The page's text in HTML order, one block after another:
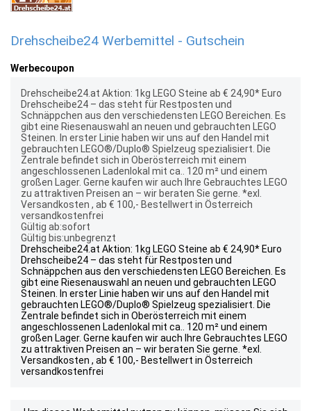
Drehscheibe24 Werbemittel - Gutschein
Werbecoupon
Drehscheibe24.at Aktion: 1kg LEGO Steine ab € 24,90* Euro
Drehscheibe24 – das steht für Restposten und
Schnäppchen aus den verschiedensten LEGO Bereichen. Es
gibt eine Riesenauswahl an neuen und gebrauchten LEGO
Steinen. In erster Linie haben wir uns auf den Handel mit
gebrauchten LEGO®/Duplo® Spielzeug spezialisiert. Die
Zentrale befindet sich in Oberösterreich mit einem
angeschlossenen Ladenlokal mit ca.. 120 m² und einem
großen Lager. Gerne kaufen wir auch Ihre Gebrauchtes LEGO
zu attraktiven Preisen an – wir beraten Sie gerne. *exl.
Versandkosten , ab € 100,- Bestellwert in Österreich
versandkostenfrei
Gültig ab:sofort
Gültig bis:unbegrenzt
Drehscheibe24.at Aktion: 1kg LEGO Steine ab € 24,90* Euro
Drehscheibe24 – das steht für Restposten und
Schnäppchen aus den verschiedensten LEGO Bereichen. Es
gibt eine Riesenauswahl an neuen und gebrauchten LEGO
Steinen. In erster Linie haben wir uns auf den Handel mit
gebrauchten LEGO®/Duplo® Spielzeug spezialisiert. Die
Zentrale befindet sich in Oberösterreich mit einem
angeschlossenen Ladenlokal mit ca.. 120 m² und einem
großen Lager. Gerne kaufen wir auch Ihre Gebrauchtes LEGO
zu attraktiven Preisen an – wir beraten Sie gerne. *exl.
Versandkosten , ab € 100,- Bestellwert in Österreich
versandkostenfrei